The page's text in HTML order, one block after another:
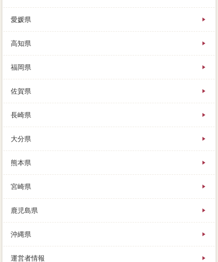
愛媛県
高知県
福岡県
佐賀県
長崎県
大分県
熊本県
宮崎県
鹿児島県
沖縄県
運営者情報